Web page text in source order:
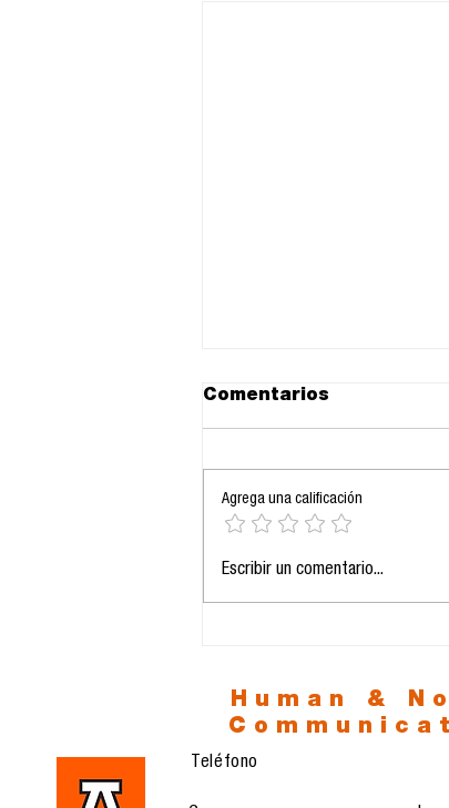
La orfandad del
Comentarios
Agrega una calificación
Escribir un comentario...
Human &
Teléfono